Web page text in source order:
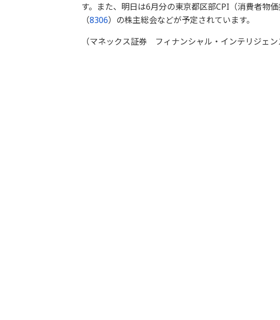
す。また、明日は6月分の東京都区部CPI（消費者物
（8306）の株主総会などが予定されています。
（マネックス証券 フィナンシャル・インテリジェ